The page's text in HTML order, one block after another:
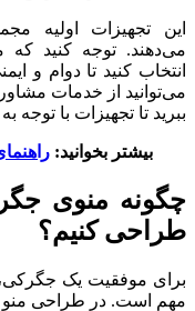
این تجهیزات اولیه
می‌دهند. توجه کنید که
انتخاب کنید تا دوام و
می‌توانید از خدمات
ببرید تا تجهیزات با
بیشتر بخوانید:
چگونه منوی
طراحی کنیم؟
برای موفقیت یک
مهم است. در طراحی منو